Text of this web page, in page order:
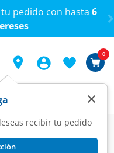
tu pedido con hasta 6
recibir tu pedido
×
0